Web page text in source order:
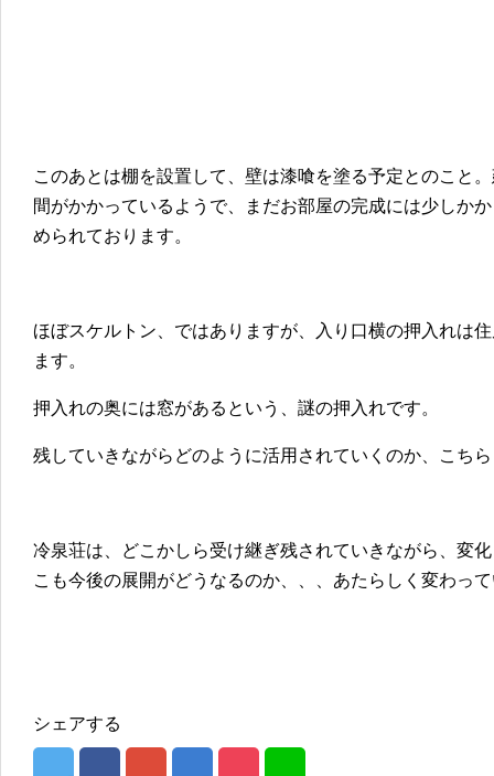
このあとは棚を設置して、壁は漆喰を塗る予定とのこと
間がかかっているようで、まだお部屋の完成には少しか
められております。
ほぼスケルトン、ではありますが、入り口横の押入れは
ます。
押入れの奥には窓があるという、謎の押入れです。
残していきながらどのように活用されていくのか、こち
冷泉荘は、どこかしら受け継ぎ残されていきながら、変
こも今後の展開がどうなるのか、、、あたらしく変わっ
シェアする